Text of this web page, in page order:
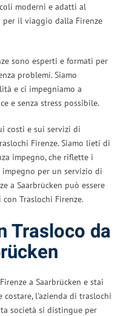
moderni e adatti al
il viaggio dalla Firenze
sono esperti e formati per
problemi. Siamo
e ci impegniamo a
e senza stress possibile.
costi e sui servizi di
Firenze. Siamo lieti di
impegno, che riflette i
per un servizio di
a Saarbrücken può essere
Traslochi Firenze.
Trasloco da
a Saarbrücken e stai
l’azienda di traslochi
società si distingue per